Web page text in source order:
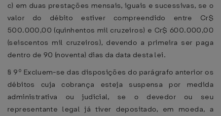
c) em duas prestações mensais, iguais e sucessivas, se o
valor do débito estiver compreendido entre Cr$
500.000,00 (quinhentos mil cruzeiros) e Cr$ 600.000,00
(seiscentos mil cruzeiros), devendo a primeira ser paga
dentro de 90 (noventa) dias da data desta lei.
§ 9º Excluem-se das disposições do parágrafo anterior os
débitos cuja cobrança esteja suspensa por medida
administrativa ou judicial, se o devedor ou seu
representante legal já tiver depositado, em moeda, a